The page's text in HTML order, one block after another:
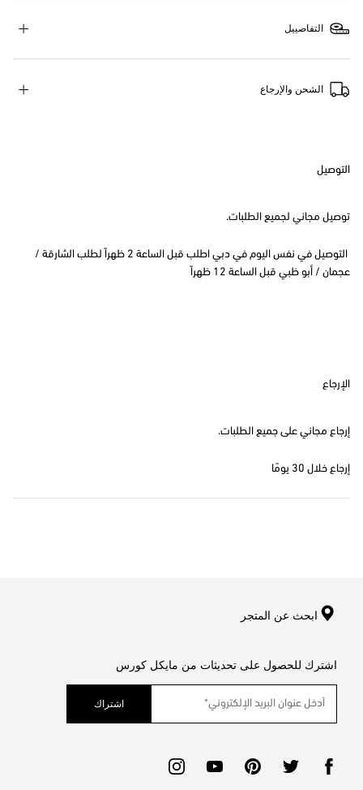
التفاصييل
الشحن والإرجاع
التوصيل
توصيل مجاني لجميع الطلبات.
التوصيل في نفس اليوم في دبي اطلب قبل الساعة 2 ظهراً لطلب الشارقة /
عجمان / أبو ظبي قبل الساعة 12 ظهراً
الإرجاع
إرجاع مجاني على جميع الطلبات.
إرجاع خلال 30 يومًا
ابحث عن المتجر
اشترك للحصول على تحديثات من مايكل كورس
اشتراك